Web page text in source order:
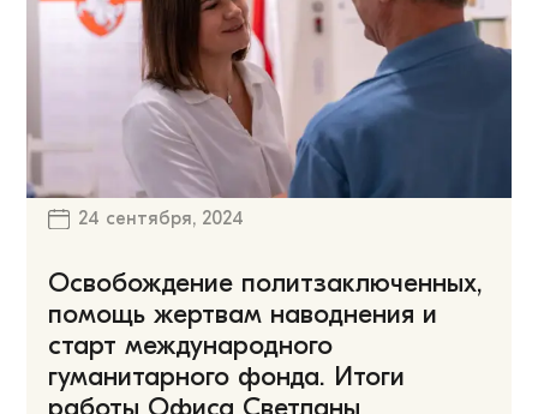
24 сентября, 2024
Освобождение политзаключенных,
помощь жертвам наводнения и
старт международного
гуманитарного фонда. Итоги